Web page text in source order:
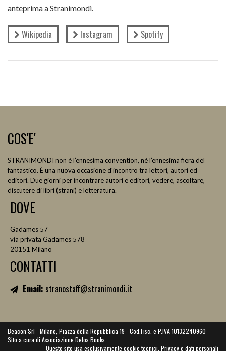
anteprima a Stranimondi.
Wikipedia Instagram Spotify
COS'E'
STRANIMONDI non è l’ennesima convention, né l’ennesima fiera del
fantastico. È una nuova occasione d'incontro tra lettori, autori ed
editori. Due giorni per incontrare autori e editori, vedere, ascoltare,
discutere di libri (strani) e letteratura.
DOVE
Gadames 57
via privata Gadames 578
20151 Milano
CONTATTI
Email: stranostaff@stranimondi.it
Beacon Srl - Milano, Piazza della Repubblica 19 - Cod.Fisc. e P.IVA 10132240960 -
Sito a cura di Associazione Delos Books
Questo sito usa esclusivamente cookie tecnici. Privacy e dati personali